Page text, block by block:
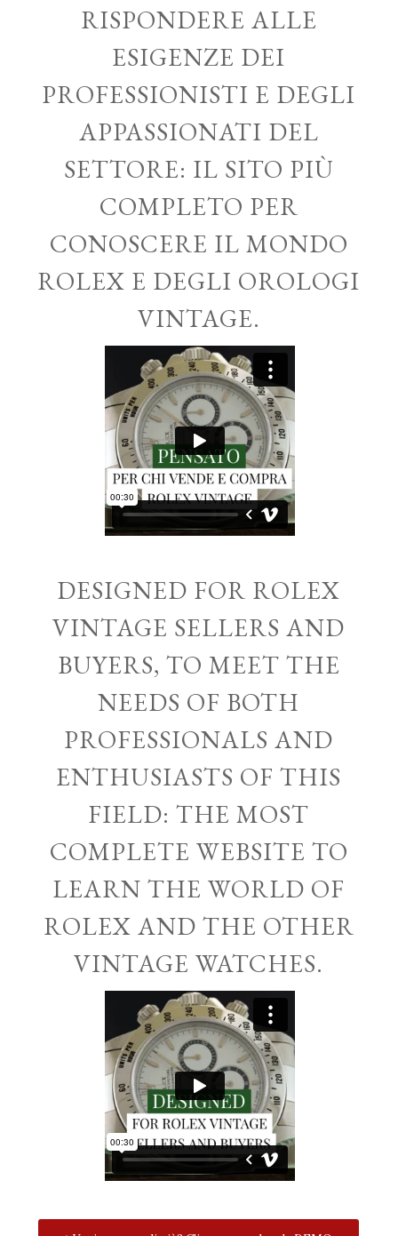
RISPONDERE ALLE
ESIGENZE DEI
PROFESSIONISTI E DEGLI
APPASSIONATI DEL
SETTORE: IL SITO PIÙ
COMPLETO PER
CONOSCERE IL MONDO
ROLEX E DEGLI OROLOGI
VINTAGE.
DESIGNED FOR ROLEX
VINTAGE SELLERS AND
BUYERS, TO MEET THE
NEEDS OF BOTH
PROFESSIONALS AND
ENTHUSIASTS OF THIS
FIELD: THE MOST
COMPLETE WEBSITE TO
LEARN THE WORLD OF
ROLEX AND THE OTHER
VINTAGE WATCHES.